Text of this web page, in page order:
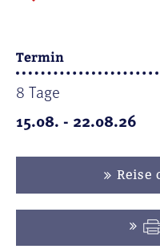
Termin
8 Tage
15.08. - 22.08.26
Reise